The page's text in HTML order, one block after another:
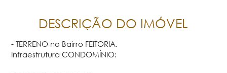
DESCRIÇÃO DO IMÓVEL
- TERRENO no Bairro FEITORIA.
Infraestrutura CONDOMÍNIO: